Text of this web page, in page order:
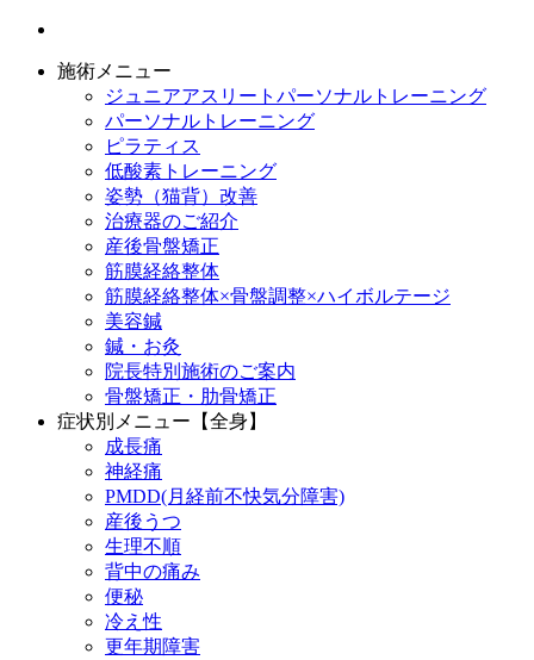
施術メニュー
ジュニアアスリートパーソナルトレーニング
パーソナルトレーニング
ピラティス
低酸素トレーニング
姿勢（猫背）改善
治療器のご紹介
産後骨盤矯正
筋膜経絡整体
筋膜経絡整体×骨盤調整×ハイボルテージ
美容鍼
鍼・お灸
院長特別施術のご案内
骨盤矯正・肋骨矯正
症状別メニュー【全身】
成長痛
神経痛
PMDD(月経前不快気分障害)
産後うつ
生理不順
背中の痛み
便秘
冷え性
更年期障害